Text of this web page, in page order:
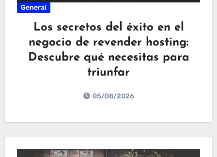
General
Los secretos del éxito en el
negocio de revender hosting:
Descubre qué necesitas para
triunfar
05/08/2026